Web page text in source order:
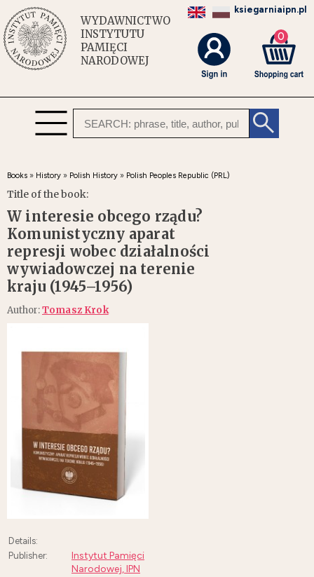
WYDAWNICTWO
INSTYTUTU
PAMIĘCI
NARODOWEJ
ksiegarniaipn.pl
0
Books » History » Polish History » Polish Peoples Republic (PRL)
Title of the book:
W interesie obcego rządu?
Komunistyczny aparat
represji wobec działalności
wywiadowczej na terenie
kraju (1945–1956)
Author:Tomasz Krok
Details:
Publisher:
Instytut Pamięci
Narodowej, IPN